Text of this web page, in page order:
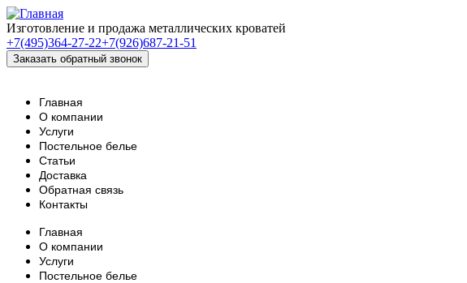
Изготовление и продажа металлических кроватей
+7(495)364-27-22+7(926)687-21-51
Главная
О компании
Услуги
Постельное белье
Статьи
Доставка
Обратная связь
Контакты
Главная
О компании
Услуги
Постельное белье